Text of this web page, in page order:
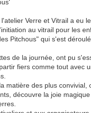
Verre et Vitrail a eu
au vitrail pour les
Pitchous" qui s'est
de la journée, ont pu
fiers comme tout avec
matière des plus convivial,
découvre la joie